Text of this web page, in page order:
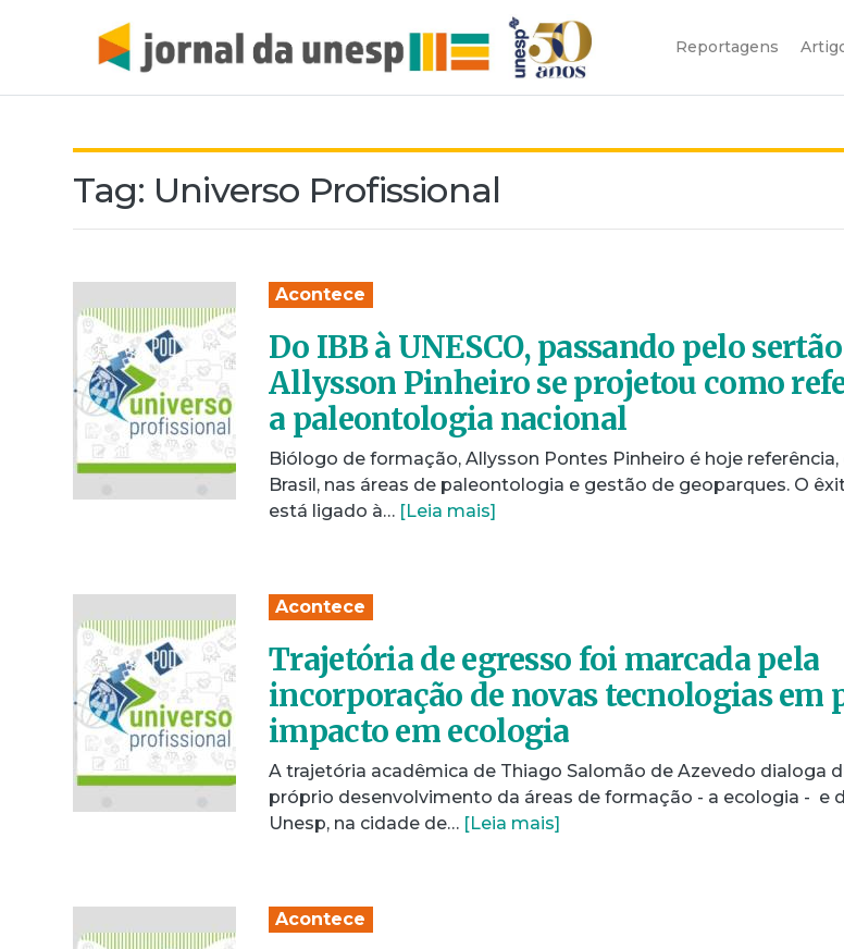
Reportagens
Tag: Universo Profissional
Acontece
Do IBB à UNESCO, passando pelo
Allysson Pinheiro se projetou como
a paleontologia nacional
Biólogo de formação, Allysson Pontes Pinheiro é hoje
Brasil, nas áreas de paleontologia e gestão de geoparques. O
está ligado à… [Leia mais]
Acontece
Trajetória de egresso foi marcada pela
incorporação de novas tecnologias em
impacto em ecologia
A trajetória acadêmica de Thiago Salomão de Azevedo dialoga
próprio desenvolvimento da áreas de formação - a ecologia - e
Unesp, na cidade de… [Leia mais]
Acontece